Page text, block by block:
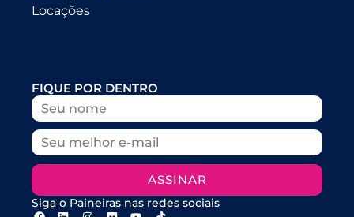
Locações
FIQUE POR DENTRO
ASSINAR
Siga o Paineiras nas redes sociais